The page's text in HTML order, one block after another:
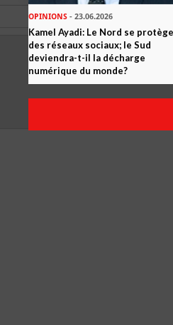
OPINIONS - 23.06.2026
Kamel Ayadi: Le Nord se protège
des réseaux sociaux; le Sud
deviendra-t-il la décharge
numérique du monde?